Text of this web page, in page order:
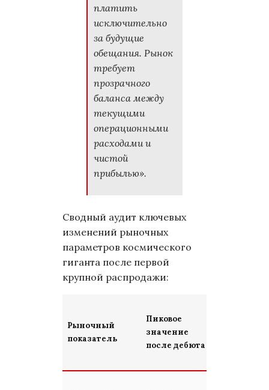
платить
исключительно
за будущие
обещания. Рынок
требует
прозрачного
баланса между
текущими
операционными
расходами и
чистой
прибылью».
Сводный аудит ключевых
изменений рыночных
параметров космического
гиганта после первой
крупной распродажи:
Рыночный
показатель
Пиковое
значение
после дебюта